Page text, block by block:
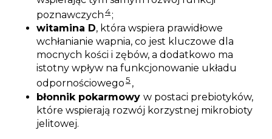
poznawczych4;
witamina D, która wspiera prawidłowe
wchłanianie wapnia, co jest kluczowe dla
mocnych kości i zębów, a dodatkowo ma
istotny wpływ na funkcjonowanie układu
odpornościowego5 ,
błonnik pokarmowy w postaci prebiotyków,
które wspierają rozwój korzystnej mikrobioty
jelitowej.